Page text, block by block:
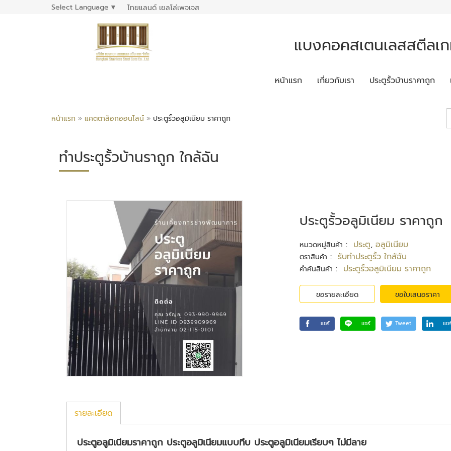
Select Language ▼ ไทยแลนด์ เยลโล่เพจเจส
แบงคอคสเตนเลสสตีลเ
หน้าแรก เกี่ยวกับเรา ประตูรั้วบ้านราคาถูก
หน้าแรก » แคตตาล็อกออนไลน์ » ประตูรั้วอลูมิเนียม ราคาถูก
ทำประตูรั้วบ้านราถูก ใกล้ฉัน
ประตูรั้วอลูมิเนียม ราคาถูก
หมวดหมู่สินค้า : ประตู, อลูมิเนียม
ตราสินค้า : รับทําประตูรั้ว ใกล้ฉัน
คำค้นสินค้า : ประตูรั้วอลูมิเนียม ราคาถูก
ขอรายละเอียด ขอใบเสนอราคา
แชร์ แชร์ Tweet แช
รายละเอียด
ประตูอลูมิเนียมราคาถูก ประตูอลูมิเนียมแบบทึบ ประตูอลูมิเนียมเรียบๆ ไม่มีลาย